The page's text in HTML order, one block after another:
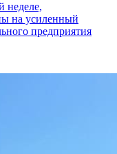
неделе,
на усиленный
предприятия